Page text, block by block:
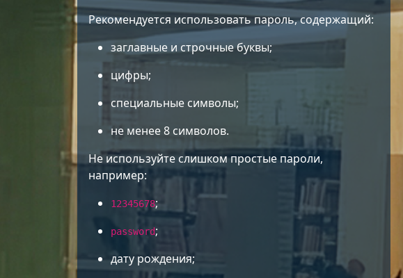
Рекомендуется использовать пароль, содержащий:
заглавные и строчные буквы;
цифры;
специальные символы;
не менее 8 символов.
Не используйте слишком простые пароли,
например:
12345678;
password;
дату рождения;